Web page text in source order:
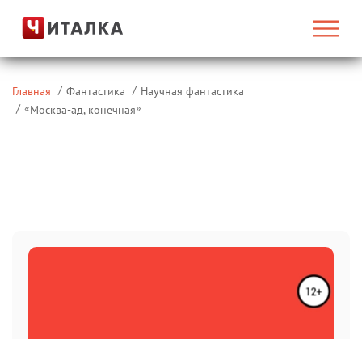
Главная Фантастика
Научная фантастика
«Москва-ад, конечная»